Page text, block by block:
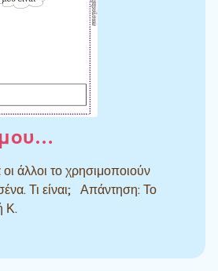
μου…
άλλοι το χρησιμοποιούν
Τι είναι; Απάντηση: Το
Κ.